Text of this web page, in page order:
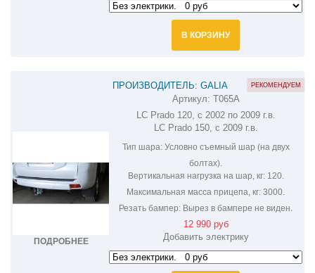
В КОРЗИНУ
ПОДРОБНЕЕ
ПРОИЗВОДИТЕЛЬ: GALIA
ОЦИНКОВАННЫЙ ФАРКОП НА TOYOTA LAND
CRUISER PRADO 120,150 T065A
Артикул: T065A
LC Prado 120, с 2002 по 2009 г.в.
LC Prado 150, с 2009 г.в.
Тип шара:Условно съемный шар (на двух
болтах).
Вертикальная нагрузка на шар, кг:120.
Максимальная масса прицепа, кг: 3000.
Резать бампер: Вырез в бампере не виден.
РЕКОМЕНДУЕМ
12 990 руб
Добавить электрику